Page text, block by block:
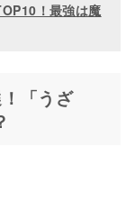
！最強は魔
「うざ